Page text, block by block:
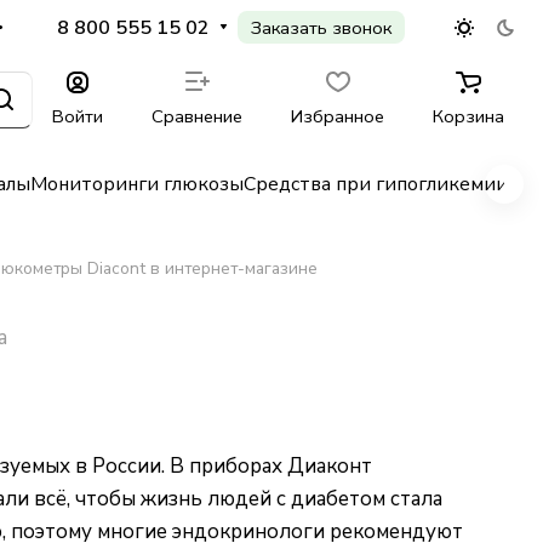
8 800 555 15 02 Заказать звонок
Войти Сравнение Избранное Корзина
Мониторинги глюкозыСредства при гипогликемии
Diacont в интернет-магазине
в России. В приборах Диаконт
всё, чтобы жизнь людей с диабетом стала
многие эндокринологи рекомендуют